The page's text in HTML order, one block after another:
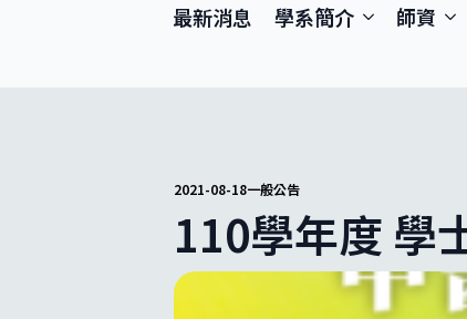
最新消息 學系簡介 師資
2021-08-18一般公告
110學年度 學